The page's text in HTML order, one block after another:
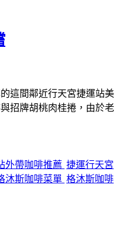
這間鄰近行天宮捷運站美
招牌胡桃肉桂捲，由於老
外帶咖啡推薦 捷運行天宮
沐斯咖啡菜單 格沐斯咖啡